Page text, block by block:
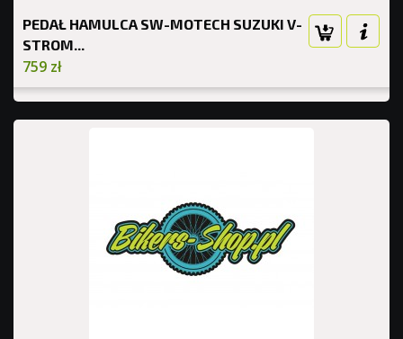
PEDAŁ HAMULCA SW-MOTECH SUZUKI V-
STROM...
759 zł